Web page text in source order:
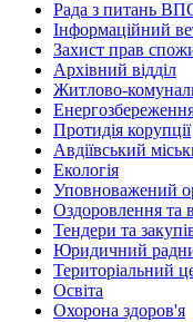
Рада з питань
Інформаційний
Захист прав
Архівний відділ
Житлово-
Протидія корупції
Авдіївський
Екологія
Уповноважений
Оздоровлення та
Тендери та
Юридичний
Територіальний
Освіта
Охорона здоров'я